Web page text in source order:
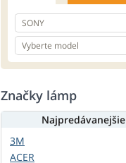
Značky lámp
Najpredávanejšie
3M
ACER